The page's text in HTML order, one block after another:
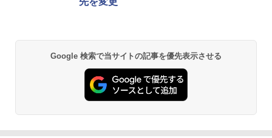
Google 検索で当サイトの記事を優先表示させる